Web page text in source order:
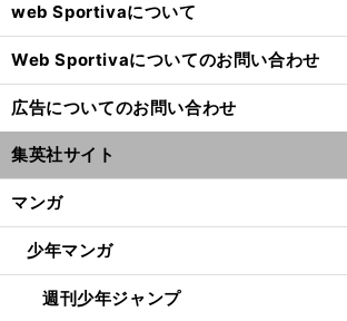
web Sportivaについて
Web Sportivaについてのお問い合わせ
広告についてのお問い合わせ
集英社サイト
マンガ
少年マンガ
週刊少年ジャンプ